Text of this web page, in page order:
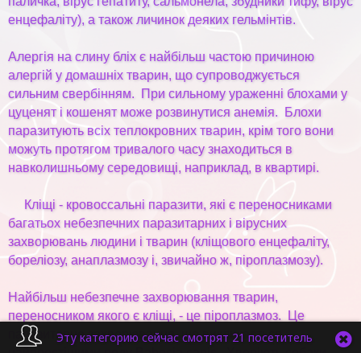
енцефаліту), а також личинок деяких гельмінтів.
Алергія на слину бліх є найбільш частою причиною
алергій у домашніх тварин, що супроводжується
сильним свербінням. При сильному ураженні блохами у
цуценят і кошенят може розвинутися анемія. Блохи
паразитують всіх теплокровних тварин, крім того вони
можуть протягом тривалого часу знаходиться в
навколишньому середовищі, наприклад, в квартирі.
Кліщі - кровоссальні паразити, які є переносниками
багатьох небезпечних паразитарних і вірусних
захворювань людини і тварин (кліщового енцефаліту,
бореліозу, анаплазмозу і, звичайно ж, піроплазмозу).
Найбільш небезпечне захворювання тварин,
переносником якого є кліщі, - це піроплазмоз. Це
паразитарне захворювання, що викликається
Эту категорию сейчас смотрят 21 посетитель